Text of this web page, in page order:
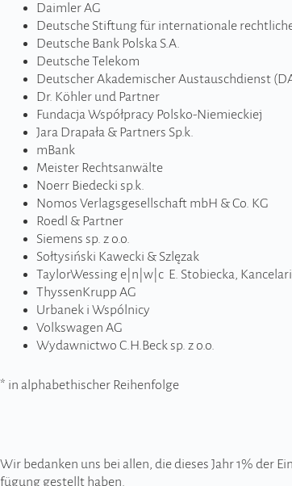
Daim­ler AG
Deut­sche Sti­ftung für inter­na­tio­nale
Deut­sche Bank Pol­ska S.A.
Deut­sche Tele­kom
Deut­scher Aka­de­mi­scher Austau­sch­dienst
Dr. Köh­ler und Part­ner
Fun­da­cja Współ­pracy Polsko-Niemieckiej
Jara Dra­pała & Part­ners Sp.k.
mBank
Meister Recht­san­wälte
Noerr Biedecki sp.k.
Nomos Ver­lags­ge­sel­l­schaft mbH & Co. KG
Roedl & Part­ner
Sie­mens sp. z o.o.
Sołtysiński Kawecki & Szlęzak
TaylorWessing e|n|w|c E. Stobiecka,
Thys­sen­Krupp AG
Urba­nek i Wspól­nicy
Volks­wa­gen AG
Wydaw­nic­two C.H.Beck sp. z o.o.
* in alpha­be­thi­scher Reihenfolge
Wir bedan­ken uns bei allen, die die­ses Jahr 1% der
fügung gestellt haben.